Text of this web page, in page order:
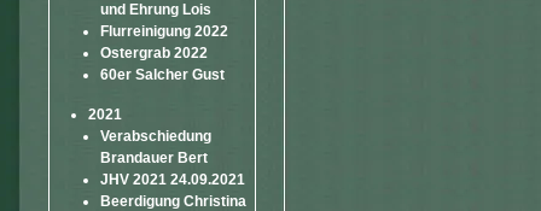
und Ehrung Lois
Flurreinigung 2022
Ostergrab 2022
60er Salcher Gust
2021
Verabschiedung
Brandauer Bert
JHV 2021 24.09.2021
Beerdigung Christina